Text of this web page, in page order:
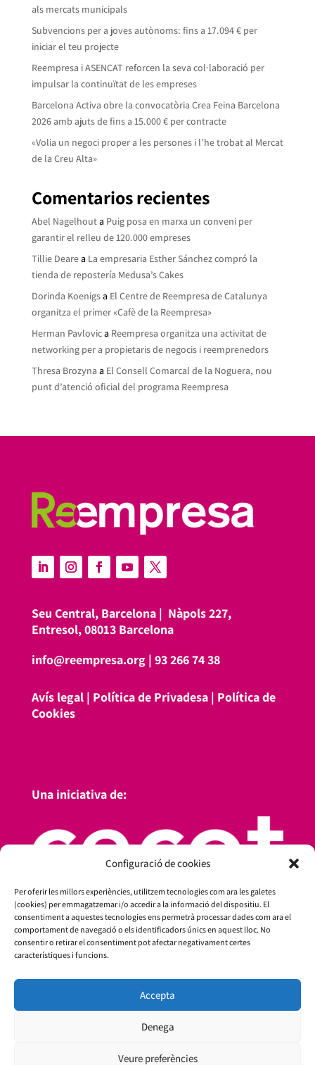
Configuració de cookies
Per oferir les millors experiències, utilitzem tecnologies com ara les galetes
(cookies) per emmagatzemar i/o accedir a la informació del dispositiu. El
consentiment a aquestes tecnologies ens permetrà processar dades com ara el
comportament de navegació o els identificadors únics en aquest lloc. No
consentir o retirar el consentiment pot afectar negativament certes
característiques i funcions.
Accepta
Denega
Veure preferències
als mercats municipals
Subvencions per a joves autònoms: fins a 17.094 € per
iniciar el teu projecte
Reempresa i ASENCAT reforcen la seva col·laboració per
impulsar la continuïtat de les empreses
Barcelona Activa obre la convocatòria Crea Feina Barcelona
2026 amb ajuts de fins a 15.000 € per contracte
«Volia un negoci proper a les persones i l’he trobat al Mercat
de la Creu Alta»
Comentarios recientes
Abel Nagelhouta Puig posa en marxa un conveni per
garantir el relleu de 120.000 empreses
Tillie Dearea La empresaria Esther Sánchez compró la
tienda de repostería Medusa’s Cakes
Dorinda Koenigsa El Centre de Reempresa de Catalunya
organitza el primer «Cafè de la Reempresa»
Herman Pavlovica Reempresa organitza una activitat de
networking per a propietaris de negocis i reemprenedors
Thresa Brozyna a El Consell Comarcal de la Noguera, nou
punt d’atenció oficial del programa Reempresa
Seu Central, Barcelona | Nàpols 227,
Entresol, 08013 Barcelona
info@reempresa.org| 93 266 74 38
Avís legal| Política de Privadesa| Política de
Cookies
Una iniciativa de: